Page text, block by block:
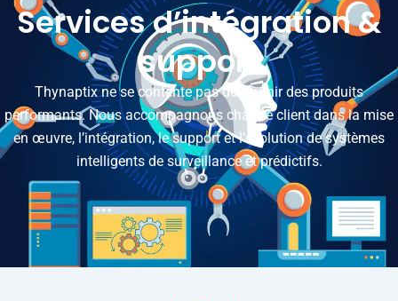
Services d’intégration &
support
Thynaptix ne se contente pas de fournir des produits
performants. Nous accompagnons chaque client dans la mise
en œuvre, l’intégration, le support et l’évolution de systèmes
intelligents de surveillance et prédictifs.